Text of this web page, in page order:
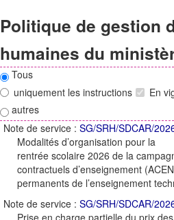
Politique de gestion
humaines du
Tous
uniquement les instructions
En
autres
Note de service : SG/SRH/SDCAR/
Modalités d’organisation pour la
rentrée scolaire 2026 de la
contractuels d’enseignement
permanents de l’enseignement
Note de service : SG/SRH/SDCAR/
Prise en charge partielle du prix des